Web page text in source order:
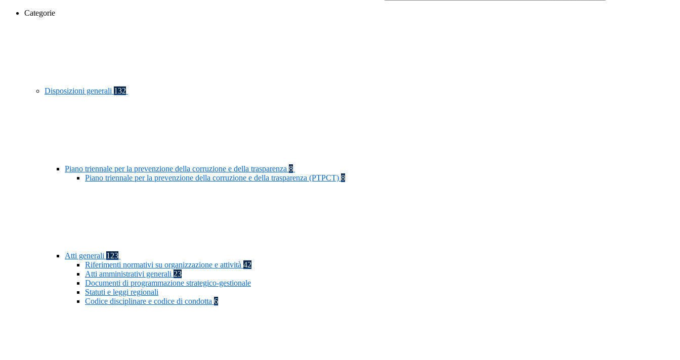
Categorie
Disposizioni generali 132
Piano triennale per la prevenzione della corruzione e della trasparenza 8
Piano triennale per la prevenzione della corruzione e della trasparenza (PTPCT) 8
Atti generali 123
Riferimenti normativi su organizzazione e attività 42
Atti amministrativi generali 23
Documenti di programmazione strategico-gestionale
Statuti e leggi regionali
Codice disciplinare e codice di condotta 6